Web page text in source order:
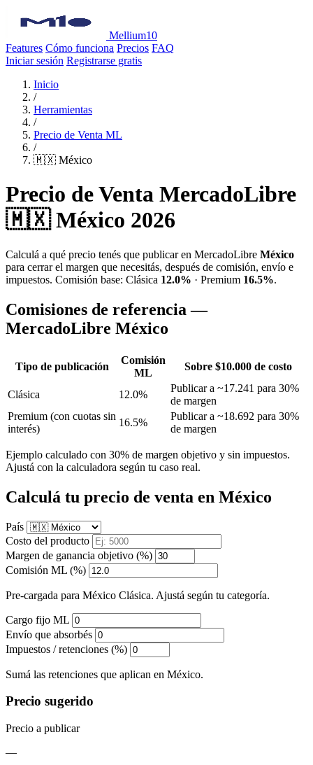
Mellium10
Features Cómo funciona Precios FAQ
Iniciar sesión Registrarse gratis
Inicio
/
Herramientas
/
Precio de Venta ML
/
🇲🇽 México
Precio de Venta MercadoLibre
🇲🇽 México 2026
Calculá a qué precio tenés que publicar en MercadoLibre México
para cerrar el margen que necesitás, después de comisión, envío e
impuestos. Comisión base: Clásica 12.0% · Premium 16.5%.
Comisiones de referencia —
MercadoLibre México
Tipo de publicación
Comisión
ML
Sobre $10.000 de costo
Clásica 12.0%
Publicar a ~17.241 para 30%
de margen
Premium (con cuotas sin
interés)
16.5%
Publicar a ~18.692 para 30%
de margen
Ejemplo calculado con 30% de margen objetivo y sin impuestos.
Ajustá con la calculadora según tu caso real.
Calculá tu precio de venta en México
País
Costo del producto
Margen de ganancia objetivo (%)
Comisión ML (%)
Pre-cargada para México Clásica. Ajustá según tu categoría.
Cargo fijo ML
Envío que absorbés
Impuestos / retenciones (%)
Sumá las retenciones que aplican en México.
Precio sugerido
Precio a publicar
—